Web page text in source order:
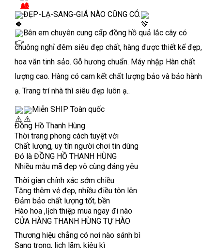
ĐẸP-LẠ-SANG-GIÁ NÀO CŨNG CÓ.
Bên em chuyên cung cấp đồng hồ quả lắc cây có
chuông nghỉ đêm siêu đẹp chất, hàng được thiết kế đẹp,
hoa văn tinh sảo. Gỗ hương chuẩn. Máy nhập Hàn chất
lượng cao. Hàng có cam kết chất lượng bảo và bảo hành
ạ. Trang trí nhà thì siêu đẹp luôn ạ..
Miễn SHIP Toàn quốc
Đồng Hồ Thanh Hùng
Thời trang phong cách tuyệt vời
Chất lượng, uy tín người chơi tin dùng
Đó là ĐỒNG HỒ THANH HÙNG
Nhiều mẫu mã đẹp vô cùng đáng yêu
Thời gian chính xác sớm chiều
Tăng thêm vẻ đẹp, nhiều điều tôn lên
Đảm bảo chất lượng tốt, bền
Hào hoa ,lịch thiệp mua ngay đi nào
CỬA HÀNG THANH HÙNG TỰ HÀO
Thương hiệu chẳng có nơi nào sánh bì
Sang trọng, lịch lãm, kiêu kì